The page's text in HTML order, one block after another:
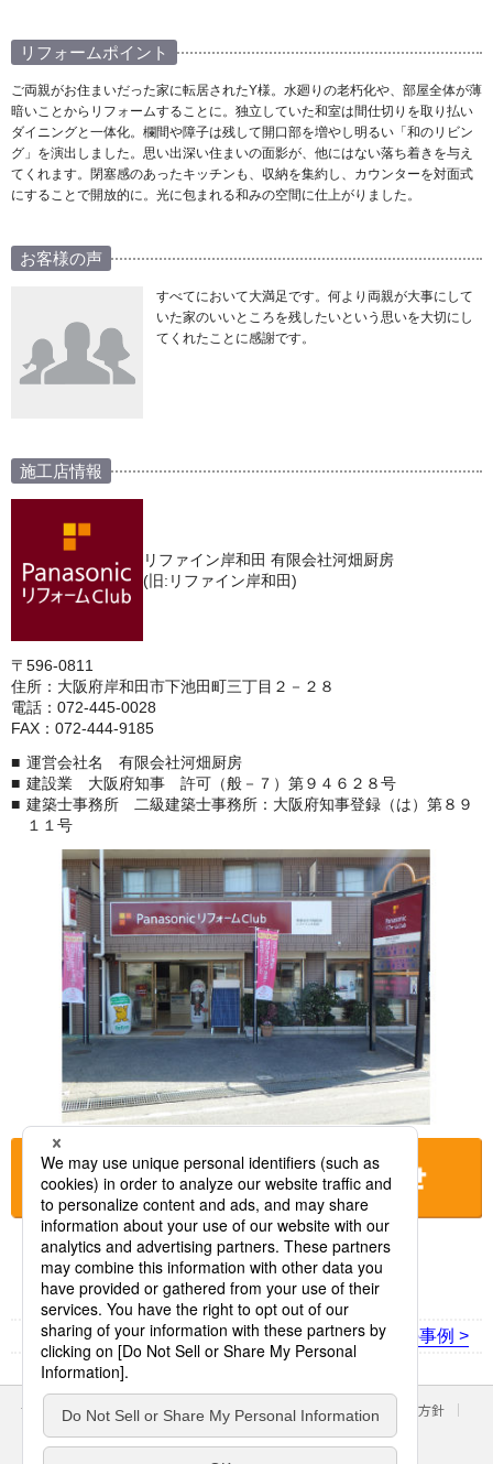
リフォームポイント
ご両親がお住まいだった家に転居されたY様。水廻りの老朽化や、部屋全体が薄
暗いことからリフォームすることに。独立していた和室は間仕切りを取り払い
ダイニングと一体化。欄間や障子は残して開口部を増やし明るい「和のリビン
グ」を演出しました。思い出深い住まいの面影が、他にはない落ち着きを与え
てくれます。閉塞感のあったキッチンも、収納を集約し、カウンターを対面式
にすることで開放的に。光に包まれる和みの空間に仕上がりました。
お客様の声
すべてにおいて大満足です。何より両親が大事にして
いた家のいいところを残したいという思いを大切にし
てくれたことに感謝です。
施工店情報
リファイン岸和田 有限会社河畑厨房
(旧:リファイン岸和田)
〒596-0811
住所：大阪府岸和田市下池田町三丁目２－２８
電話：072-445-0028
FAX：072-444-9185
運営会社名 有限会社河畑厨房
建設業 大阪府知事 許可（般－７）第９４６２８号
建築士事務所 二級建築士事務所：大阪府知事登録（は）第８９
１１号
お店に電話をする
< 前の事例 次の事例 >
サイトのご利用にあたって クッキーポリシー
個人情報保護方針
パナソニック ホールディングス